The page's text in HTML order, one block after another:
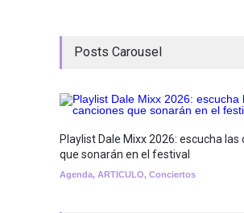
Posts Carousel
Playlist Dale Mixx 2026: escucha las
que sonarán en el festival
Agenda, ARTICULO, Conciertos